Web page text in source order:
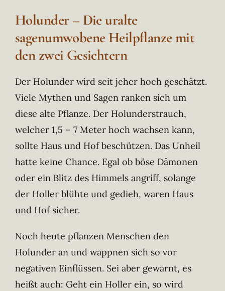
Holunder – Die uralte
sagenumwobene Heilpflanze mit
den zwei Gesichtern
Der Holunder wird seit jeher hoch geschätzt.
Viele Mythen und Sagen ranken sich um
diese alte Pflanze. Der Holunderstrauch,
welcher 1,5 – 7 Meter hoch wachsen kann,
sollte Haus und Hof beschützen. Das Unheil
hatte keine Chance. Egal ob böse Dämonen
oder ein Blitz des Himmels angriff, solange
der Holler blühte und gedieh, waren Haus
und Hof sicher.
Noch heute pflanzen Menschen den
Holunder an und wappnen sich so vor
negativen Einflüssen. Sei aber gewarnt, es
heißt auch: Geht ein Holler ein, so wird